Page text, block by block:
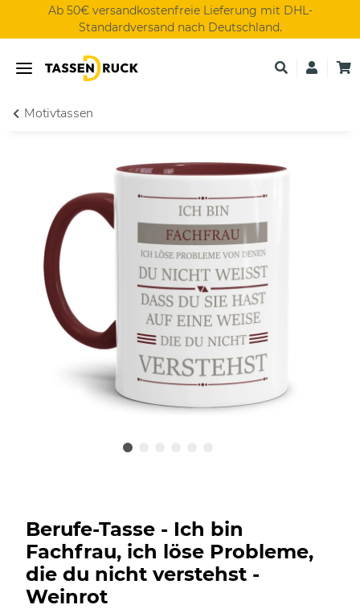
Ab 50€ versandkostenfreie Lieferung mit DHL-
Standardversand nach Deutschland.
Motivtassen
Berufe-Tasse - Ich bin
Fachfrau, ich löse Probleme,
die du nicht verstehst -
Weinrot